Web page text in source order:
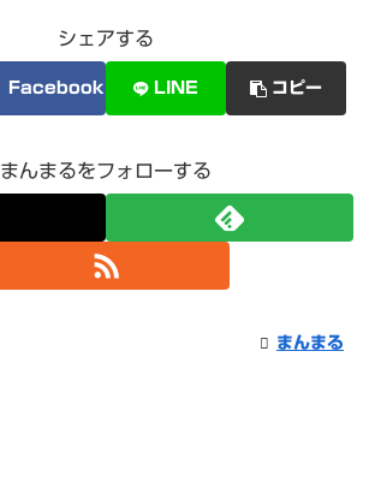
シェアする
Facebook LINE コピー
まんまるをフォローする
まんまる